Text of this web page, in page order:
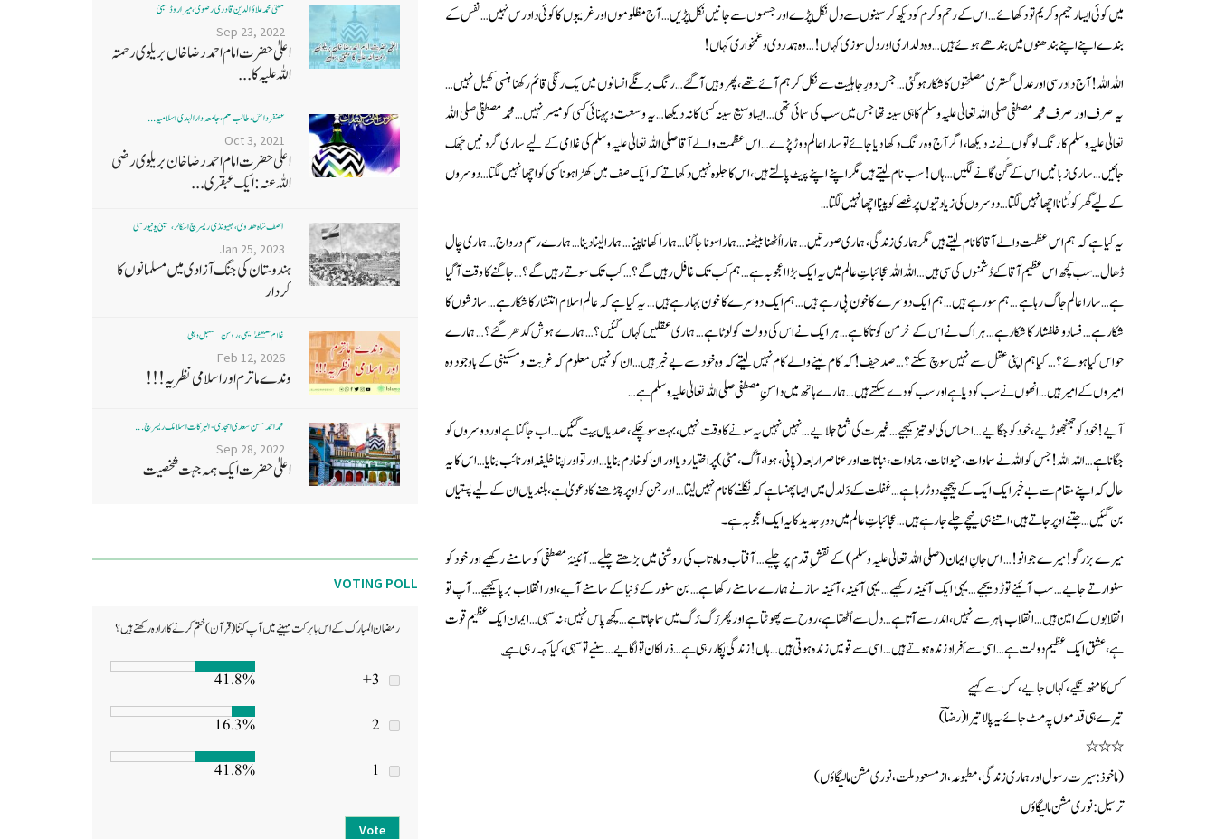
میں کوئی ایسا رحیم و کریم تو دکھائے… اس کے رحم و کرم کو دیکھ کر سینوں سے دل نکل پڑے اور جسموں سے جانیں نکل پڑیں… آج مظلوموں اور غریبوں کا کوئی داد رس نہیں… نفس کے
بندے اپنے اپنے بندھنوں میں بندھے ہوئے ہیں… وہ دلداری اور دل سوزی کہاں!… وہ ہمدردی و غمخواری کہاں!
اللہ اللہ! آج داد رسی اور عدل گستری مصلحتوں کا شکار ہو گئی… جس دورِ جاہلیت سے نکل کر ہم آئے تھے، پھر وہیں آگئے… رنگ برنگے انسانوں میں یک رنگی قائم رکھنا ہنسی کھیل نہیں…
یہ صرف اور صرف محمد مصطفیٰ صلی اللہ تعالیٰ علیہ وسلم کا ہی سینہ تھا جس میں سب کی سمائی تھی… ایسا وسیع سینہ کسی کا نہ دیکھا… یہ وسعت و پہنائی کسی کو میسر نہیں… محمد مصطفیٰ صلی اللہ
تعالیٰ علیہ وسلم کا رنگ لوگوں نے نہ دیکھا، اگر آج وہ رنگ دکھا دیا جائے تو سارا عالم دوڑ پڑے… اس عظمت والے آقا صلی اللہ تعالیٰ علیہ وسلم کی غلامی کے لیے ساری گردنیں جھک
جائیں… ساری زبانیں اس کے گُن گانے لگیں… ہاں! سب نام لیتے ہیں مگر اپنے اپنے پیٹ پالتے ہیں، اس کا جلوہ نہیں دکھاتے کہ ایک صف میں کھڑا ہونا کسی کو اچھا نہیں لگتا… دوسروں
کے لیے گھر کو لُٹانا اچھا نہیں لگتا… دوسروں کی زیادتیوں پر غصے کو پینا اچھا نہیں لگتا…
یہ کیا ہے کہ ہم اس عظمت والے آقا کا نام لیتے ہیں مگر ہماری زندگی، ہماری صورتیں… ہمارا اُٹھنا بیٹھنا… ہمارا سونا جاگنا… ہمارا کھانا پینا… ہمارا لینا دینا… ہمارے رسم و رواج… ہماری چال
ڈھال… سب کچھ اس عظیم آقا کے دُشمنوں کی سی ہیں… اللہ اللہ عجائباتِ عالم میں یہ ایک بڑا اعجوبہ ہے… ہم کب تک غافل رہیں گے؟… کب تک سوتے رہیں گے؟… جاگنے کا وقت آ گیا
ہے… سارا عالم جاگ رہا ہے … ہم سو رہے ہیں… ہم ایک دوسرے کا خون پی رہے ہیں… ہم ایک دوسرے کا خون بہا رہے ہیں… یہ کیا ہے کہ عالم اسلام انتشار کا شکار ہے… سازشوں کا
شکار ہے… فساد و خلفشار کا شکار ہے… ہر اک نے اس کے خرمن کو تاکا ہے… ہر ایک نے اس کی دولت کو لُوٹا ہے… ہماری عقلیں کہاں گئیں؟… ہمارے ہوش کدھر گئے؟… ہمارے
حواس کیا ہوئے؟… کیا ہم اپنی عقل سے نہیں سوچ سکتے؟… صد حیف! کہ کام لینے والے کام نہیں لیتے کہ وہ خود سے بے خبر ہیں… ان کو نہیں معلوم کہ غربت و مسکینی کے باوجود وہ
امیروں کے امیر ہیں… انھوں نے سب کو دیا ہے اور سب کو دے سکتے ہیں… ہمارے ہاتھ میں دامنِ مصطفی صلی اللہ تعالیٰ علیہ وسلم ہے…
آیے!خود کو جھنجھوڑیے، خود کو جگایے… احساس کی لو تیز کیجیے… غیرت کی شمع جلایے… نہیں نہیں یہ سونے کا وقت نہیں، بہت سو چکے، صدیاں بیت گئیں… اب جاگنا ہے اور دوسروں کو
جگانا ہے…اللہ اللہ! جس کو اللہ نے سماوات، حیوانات، جمادات، نباتات اور عناصر اربعہ (پانی، ہوا، آگ، مٹی) پر اختیار دیا اور ان کو خادم بنایا… اور تو اور اپنا خلیفہ اور نائب بنایا… اس کا یہ
حال کہ اپنے مقام سے بے خبر ایک ایک کے پیچھے دوڑ رہا ہے… غفلت کے دَلدل میں ایسا پھنسا ہے کہ نکلنے کا نام نہیں لیتا… اور جن کو اوپر چڑھنے کا دعویٰ ہے، بلندیاں ان کے لیے پستیاں
بن گئیں…جتنے اوپر جاتے ہیں، اتنے ہی نیچے چلے جا رہے ہیں…عجائباتِ عالم میں دورِ جدید کا یہ ایک اعجوبہ ہے۔
میرے بزرگو!میرے جوانو!… اس جانِ ایمان (صلی اللہ تعالیٰ علیہ وسلم) کے نقشِ قدم پر چلیے… آفتاب و ماہ تاب کی روشنی میں بڑھتے چلیے… آئینۂ مصطفیٰ کو سامنے رکھیے اور خود کو
سنوارتے جایے… سب آئینے توڑ دیجیے… یہی ایک آئینہ رکھیے… یہی آئینہ، آئینہ ساز نے ہمارے سامنے رکھا ہے… بن سنور کے دُنیا کے سامنے آیے، اور انقلاب برپا کیجیے… آپ تو
انقلابوں کے امین ہیں… انقلاب باہر سے نہیں، اندر سے آتا ہے… دل سے اُٹھتا ہے، روح سے پھوٹتا ہے اور پھر رَگ رَگ میں سما جاتا ہے… کچھ پاس نہیں، نہ سہی… ایمان ایک عظیم قوت
ہے، عشق ایک عظیم دولت ہے… اسی سے اَفراد زندہ ہوتے ہیں… اسی سے قومیں زندہ ہوتی ہیں… ہاں! زندگی پکار رہی ہے… ذرا کان تو لگایے… سنیے تو سہی، کیا کہہ رہی ہے ؎
کس کا منھ تکیے، کہاں جایے، کس سے کہیے
تیرے ہی قدموں پہ مٹ جائے یہ پالا تیرا (رضاؔ)
٭٭٭
(ماخوذ: سیرت رسول اور ہماری زندگی، مطبوعہ، از مسعود ملت، نوری مشن مالیگاؤں)
ترسیل : نوری مشن مالیگاؤں
مفتی محمد علاؤ الدین قادری رضوی ، میرا روڈ ممبئی
Sep 23, 2022
اعلیٰ حضرت امام احمد رضا خاں بر یلو ی رحمتہ
اللہ علیہ کا...
غضنفر دانش، طالب علم، جامعہ دارالہدی اسلامیہ ...
Oct 3, 2021
اعلی حضرت امام احمد رضا خان بریلوی رضی
اللہ عنہ: ایک عبقری...
آصف شاہ ھدوی، بھیونڈی ریسرچ اسکالر، ممبئی یونیورسٹی
Jan 25, 2023
ہندوستان کی جنگ آزادی میں مسلمانوں کا
کردار
غلام مصطفےٰ نعیمی، روشن مستقبل دہلی
Feb 12, 2026
وندے ماترم اور اسلامی نظریہ!!!
محمد احمد حسن سعدی امجدی - البرکات اسلامک ریسرچ ...
Sep 28, 2022
اعلیٰ حضرت ایک ہمہ جہت شخصیت
VOTING POLL
رمضان المبارک کے اس بابرکت مہینے میں آپ کتنا (قرآن) ختم کرنے کا ارادہ رکھتے ہیں؟
3+
41.8%
2
16.3%
1
41.8%
Vote